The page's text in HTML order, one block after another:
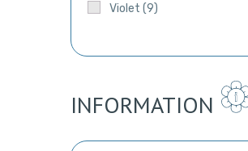
Violet (9)
INFORMATION